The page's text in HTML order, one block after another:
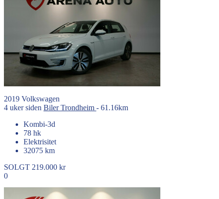
2019 Volkswagen
4 uker siden BilerTrondheim - 61.16km
Kombi-3d
78 hk
Elektrisitet
32075 km
SOLGT 219.000 kr
0